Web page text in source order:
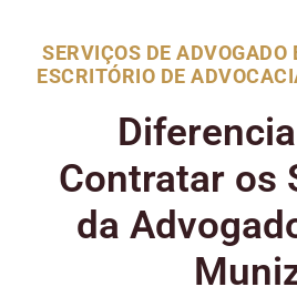
SERVIÇOS DE ADVOGADO
ESCRITÓRIO DE
Contratar os
da